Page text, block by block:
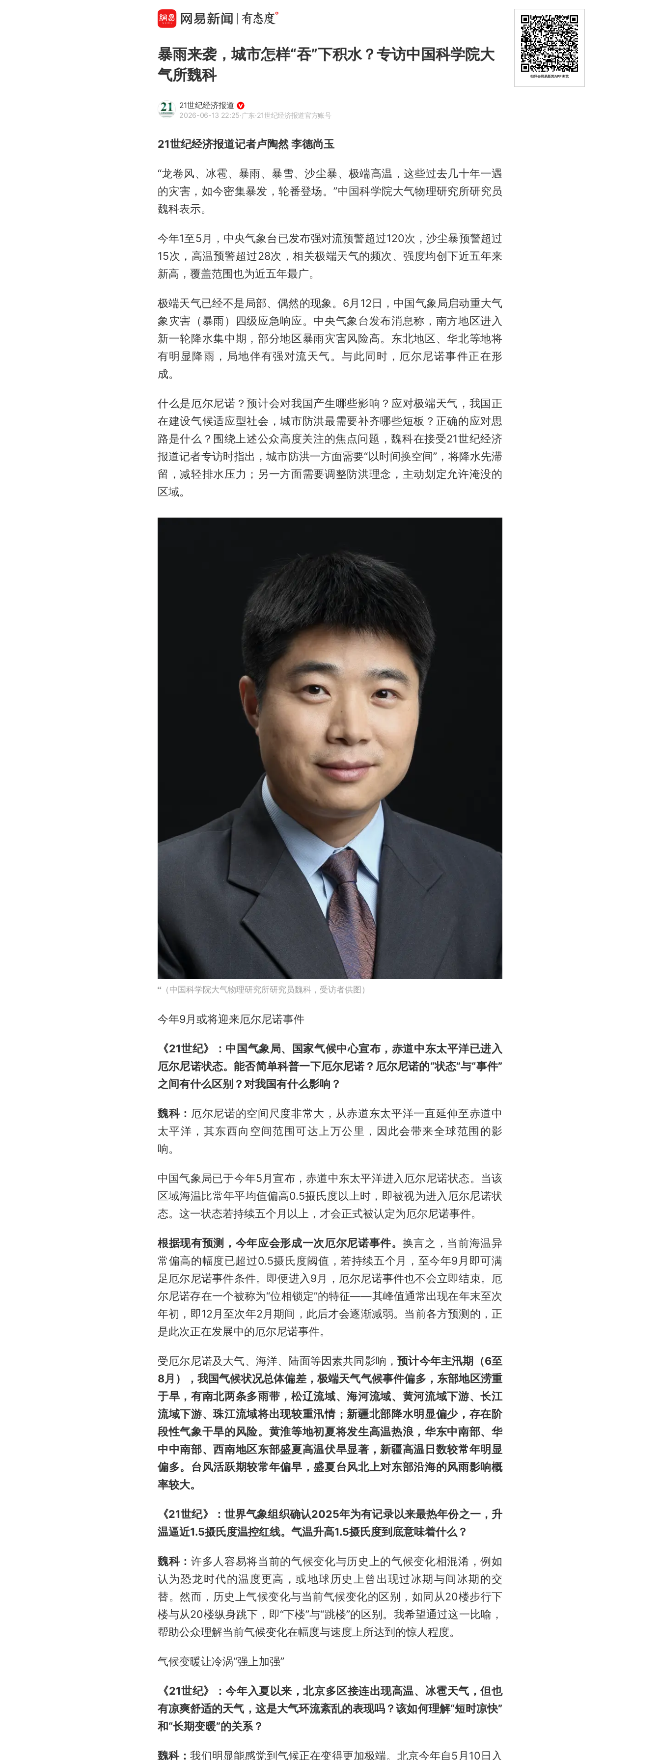
暴雨来袭，城市怎样“吞”下积水？专访中国科学院大
气所魏科
21世纪经济报道
2026-06-13 22:25·广东·21世纪经济报道官方账号
21世纪经济报道记者卢陶然 李德尚玉
“龙卷风、冰雹、暴雨、暴雪、沙尘暴、极端高温，这些过去几十年一遇
的灾害，如今密集暴发，轮番登场。”中国科学院大气物理研究所研究员
魏科表示。
今年1至5月，中央气象台已发布强对流预警超过120次，沙尘暴预警超过
15次，高温预警超过28次，相关极端天气的频次、强度均创下近五年来
新高，覆盖范围也为近五年最广。
极端天气已经不是局部、偶然的现象。6月12日，中国气象局启动重大气
象灾害（暴雨）四级应急响应。中央气象台发布消息称，南方地区进入
新一轮降水集中期，部分地区暴雨灾害风险高。东北地区、华北等地将
有明显降雨，局地伴有强对流天气。与此同时，厄尔尼诺事件正在形
成。
什么是厄尔尼诺？预计会对我国产生哪些影响？应对极端天气，我国正
在建设气候适应型社会，城市防洪最需要补齐哪些短板？正确的应对思
路是什么？围绕上述公众高度关注的焦点问题，魏科在接受21世纪经济
报道记者专访时指出，城市防洪一方面需要“以时间换空间”，将降水先滞
留，减轻排水压力；另一方面需要调整防洪理念，主动划定允许淹没的
区域。
（中国科学院大气物理研究所研究员魏科，受访者供图）
今年9月或将迎来厄尔尼诺事件
《21世纪》：中国气象局、国家气候中心宣布，赤道中东太平洋已进入
厄尔尼诺状态。能否简单科普一下厄尔尼诺？厄尔尼诺的“状态”与“事件”
之间有什么区别？对我国有什么影响？
魏科： 厄尔尼诺的空间尺度非常大，从赤道东太平洋一直延伸至赤道中
太平洋，其东西向空间范围可达上万公里，因此会带来全球范围的影
响。
中国气象局已于今年5月宣布，赤道中东太平洋进入厄尔尼诺状态。当该
区域海温比常年平均值偏高0.5摄氏度以上时，即被视为进入厄尔尼诺状
态。这一状态若持续五个月以上，才会正式被认定为厄尔尼诺事件。
根据现有预测，今年应会形成一次厄尔尼诺事件。 换言之，当前海温异
常偏高的幅度已超过0.5摄氏度阈值，若持续五个月，至今年9月即可满
足厄尔尼诺事件条件。即便进入9月，厄尔尼诺事件也不会立即结束。厄
尔尼诺存在一个被称为“位相锁定”的特征——其峰值通常出现在年末至次
年初，即12月至次年2月期间，此后才会逐渐减弱。当前各方预测的，正
是此次正在发展中的厄尔尼诺事件。
受厄尔尼诺及大气、海洋、陆面等因素共同影响，预计今年主汛期（6至
8月），我国气候状况总体偏差，极端天气气候事件偏多，东部地区涝重
于旱，有南北两条多雨带，松辽流域、海河流域、黄河流域下游、长江
流域下游、珠江流域将出现较重汛情；新疆北部降水明显偏少，存在阶
段性气象干旱的风险。黄淮等地初夏将发生高温热浪，华东中南部、华
中中南部、西南地区东部盛夏高温伏旱显著，新疆高温日数较常年明显
偏多。台风活跃期较常年偏早，盛夏台风北上对东部沿海的风雨影响概
率较大。
《21世纪》：世界气象组织确认2025年为有记录以来最热年份之一，升
温逼近1.5摄氏度温控红线。气温升高1.5摄氏度到底意味着什么？
魏科： 许多人容易将当前的气候变化与历史上的气候变化相混淆，例如
认为恐龙时代的温度更高，或地球历史上曾出现过冰期与间冰期的交
替。然而，历史上气候变化与当前气候变化的区别，如同从20楼步行下
楼与从20楼纵身跳下，即“下楼”与“跳楼”的区别。我希望通过这一比喻，
帮助公众理解当前气候变化在幅度与速度上所达到的惊人程度。
气候变暖让冷涡“强上加强”
《21世纪》：今年入夏以来，北京多区接连出现高温、冰雹天气，但也
有凉爽舒适的天气，这是大气环流紊乱的表现吗？该如何理解“短时凉快”
和“长期变暖”的关系？
魏科：我们明显能感觉到气候正在变得更加极端。北京今年自5月10日入
扫码去网易新闻APP浏览